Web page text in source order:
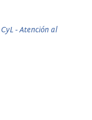
- Atención al